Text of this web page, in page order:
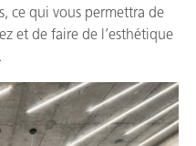
ce qui vous permettra de
et de faire de l’esthétique